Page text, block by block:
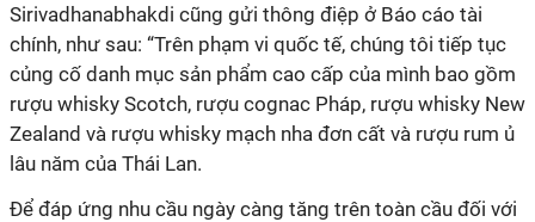
Sirivadhanabhakdi cũng gửi thông điệp ở Báo cáo tài
chính, như sau: “Trên phạm vi quốc tế, chúng tôi tiếp tục
củng cố danh mục sản phẩm cao cấp của mình bao gồm
rượu whisky Scotch, rượu cognac Pháp, rượu whisky New
Zealand và rượu whisky mạch nha đơn cất và rượu rum ủ
lâu năm của Thái Lan.
Để đáp ứng nhu cầu ngày càng tăng trên toàn cầu đối với